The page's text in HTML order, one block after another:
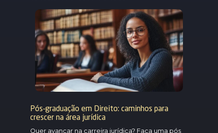
Pós-graduação em Direito: caminhos para
crescer na área jurídica
Quer avançar na carreira jurídica? Faça uma pós